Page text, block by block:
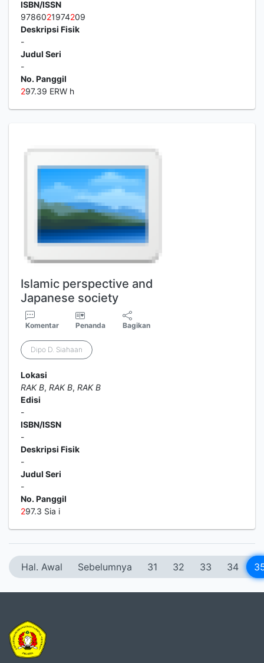
ISBN/ISSN
9786021974209
Deskripsi Fisik
-
Judul Seri
-
No. Panggil
297.39 ERW h
Islamic perspective and
Japanese society
Komentar Penanda Bagikan
Dipo D. Siahaan
Lokasi
RAK B, RAK B, RAK B
Edisi
-
ISBN/ISSN
-
Deskripsi Fisik
-
Judul Seri
-
No. Panggil
297.3 Sia i
Hal. Awal Sebelumnya 31 32 33 34